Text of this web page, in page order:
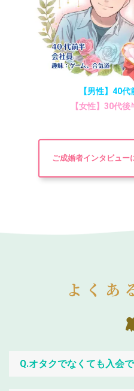
【男性】40代
【女性】30代後
ご成婚者インタビュー
よくあ
Q.オタクでなくても入会